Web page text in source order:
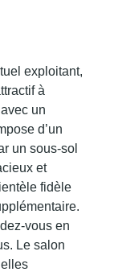
exploitant,
à
un
d’un
un sous-sol
et
fidèle
vous en
Le salon